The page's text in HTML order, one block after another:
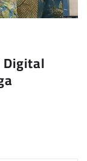
Digital